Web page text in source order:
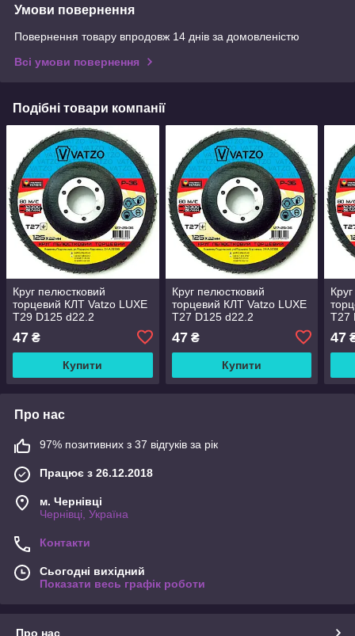
Умови повернення
Повернення товару впродовж 14 днів за домовленістю
Всі умови повернення
Подібні товари компанії
Круг пелюстковий
торцевий КЛТ Vatzo LUXE
T29 D125 d22.2
47 ₴
Купити
Круг пелюстковий
торцевий КЛТ Vatzo LUXE
T27 D125 d22.2
47₴
Купити
T27
47
Про нас
97% позитивних з 37 відгуків за рік
Працює з 26.12.2018
м. Чернівці
Чернівці, Україна
Контакти
Сьогодні вихідний
Показати весь графік роботи
Про нас